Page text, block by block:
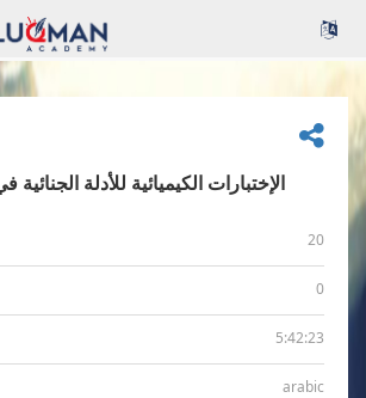
الإختبارات الكيميائية للأدلة
20
0
5:42:23
arabic